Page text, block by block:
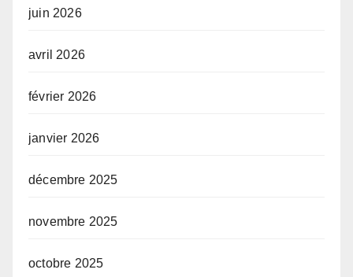
juin 2026
avril 2026
février 2026
janvier 2026
décembre 2025
novembre 2025
octobre 2025